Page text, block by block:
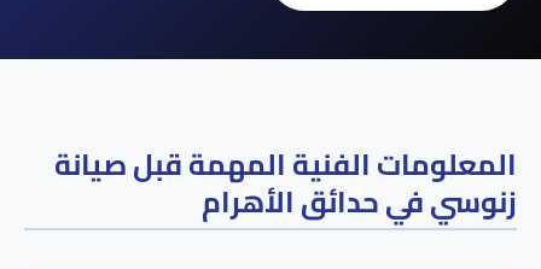
المعلومات الفنية المهمة قبل صيانة
زنوسي في حدائق الأهرام